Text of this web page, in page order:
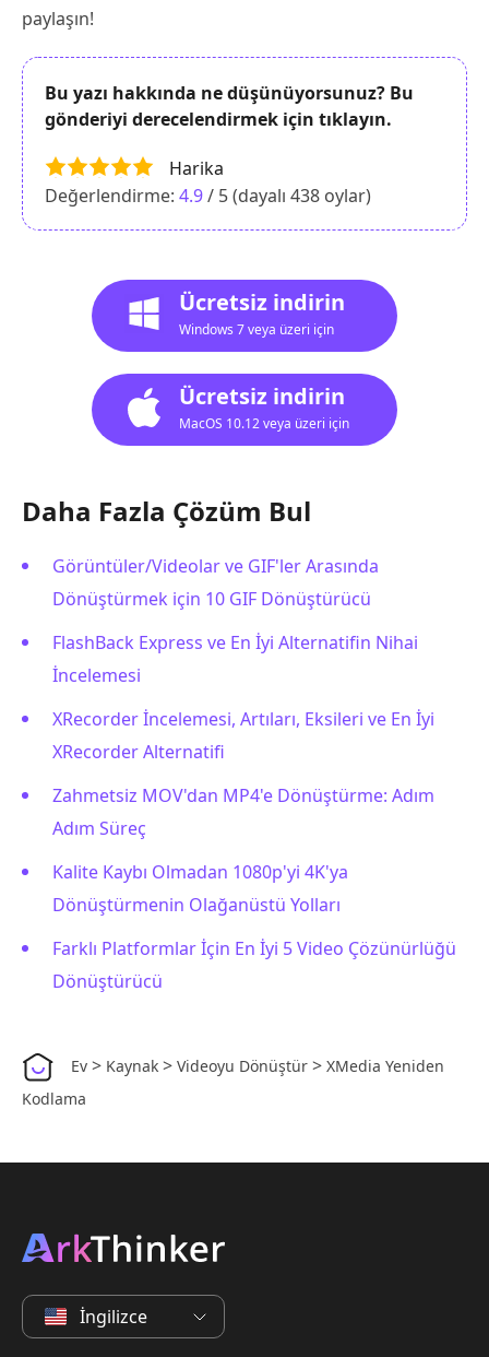
paylaşın!
Bu yazı hakkında ne düşünüyorsunuz? Bu
gönderiyi derecelendirmek için tıklayın.
Harika
Değerlendirme: 4.9/ 5 (dayalı 438 oylar)
Ücretsiz indirin
Windows 7 veya üzeri için
Ücretsiz indirin
MacOS 10.12 veya üzeri için
Daha Fazla Çözüm Bul
Görüntüler/Videolar ve GIF'ler Arasında
Dönüştürmek için 10 GIF Dönüştürücü
FlashBack Express ve En İyi Alternatifin Nihai
İncelemesi
XRecorder İncelemesi, Artıları, Eksileri ve En İyi
XRecorder Alternatifi
Zahmetsiz MOV'dan MP4'e Dönüştürme: Adım
Adım Süreç
Kalite Kaybı Olmadan 1080p'yi 4K'ya
Dönüştürmenin Olağanüstü Yolları
Farklı Platformlar İçin En İyi 5 Video Çözünürlüğü
Dönüştürücü
Ev > Kaynak > Videoyu Dönüştür > XMedia Yeniden
Kodlama
İngilizce